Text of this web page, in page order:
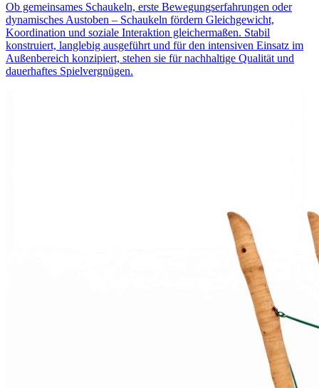
Ob gemeinsames Schaukeln, erste Bewegungserfahrungen oder
dynamisches Austoben – Schaukeln fördern Gleichgewicht,
Koordination und soziale Interaktion gleichermaßen. Stabil
konstruiert, langlebig ausgeführt und für den intensiven Einsatz im
Außenbereich konzipiert, stehen sie für nachhaltige Qualität und
dauerhaftes Spielvergnügen.